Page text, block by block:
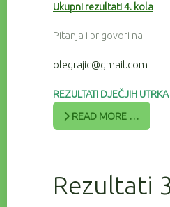
Ukupni rezultati 4. kola
Pitanja i prigovori na:
olegrajic@gmail.com
REZULTATI DJEČJIH UTRKA
READ MORE …
Rezultati